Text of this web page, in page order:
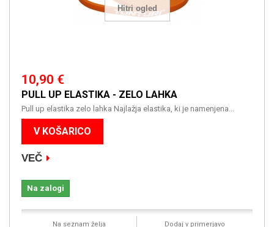
Hitri ogled
10,90 €
PULL UP ELASTIKA - ZELO LAHKA
Pull up elastika zelo lahka Najlažja elastika, ki je namenjena...
V KOŠARICO
VEČ
Na zalogi
Na seznam želja Dodaj v primerjavo